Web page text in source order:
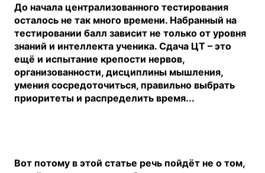
До начала централизованного тестирования
осталось не так много времени. Набранный на
тестировании балл зависит не только от уровня
знаний и интеллекта ученика. Сдача ЦТ – это
ещё и испытание крепости нервов,
организованности, дисциплины мышления,
умения сосредоточиться, правильно выбрать
приоритеты и распределить время...
Вот потому в этой статье речь пойдёт не о том,